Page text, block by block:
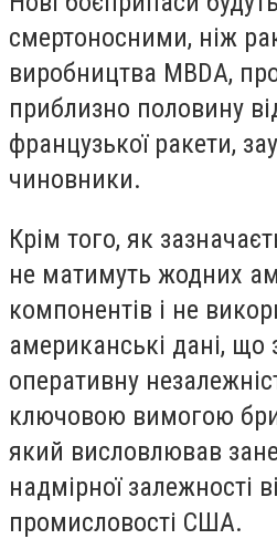
смертоносними, ніж
виробництва MBDA,
приблизно половину
французької ракети,
чиновники.
Крім того, як
не матимуть жодних
компонентів і не
американські дані, що
оперативну
ключовою вимогою
який висловлював
надмірної залежності
промисловості США.